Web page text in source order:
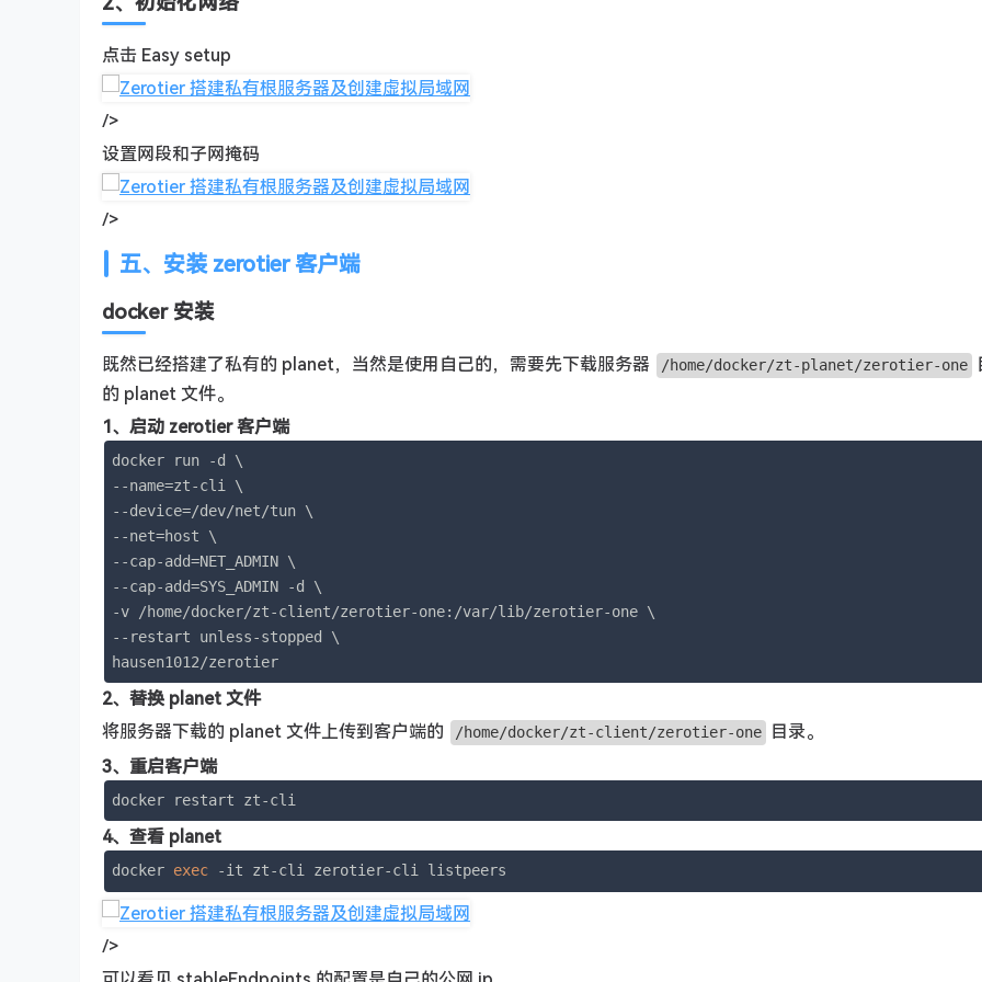
点击 Easy setup
/>
设置网段和子网掩码
/>
五、安装 zerotier 客户端
docker 安装
既然已经搭建了私有的 planet，当然是使用自己的，需要先下载服务器 /home/docker/zt-planet/zerotier-one
的 planet 文件。
1、启动 zerotier 客户端
docker run -d \
--name=zt-cli \
--device=/dev/net/tun \
--net=host \
--cap-add=NET_ADMIN \
--cap-add=SYS_ADMIN -d \
-v /home/docker/zt-client/zerotier-one:/var/lib/zerotier-one \
--restart unless-stopped \
hausen1012/zerotier
2、替换 planet 文件
将服务器下载的 planet 文件上传到客户端的
/home/docker/zt-client/zerotier-one
目录。
3、重启客户端
docker restart zt-cli
4、查看 planet
docker exec -it zt-cli zerotier-cli listpeers
/>